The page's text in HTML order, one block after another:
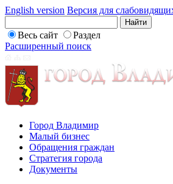
English version Версия для
Весь сайт
Раздел
Расширенный поиск
Город Владимир
Малый бизнес
Обращения граждан
Стратегия города
Документы